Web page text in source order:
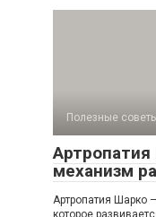
Полезные
механизм
Артропатия Шарко
которое